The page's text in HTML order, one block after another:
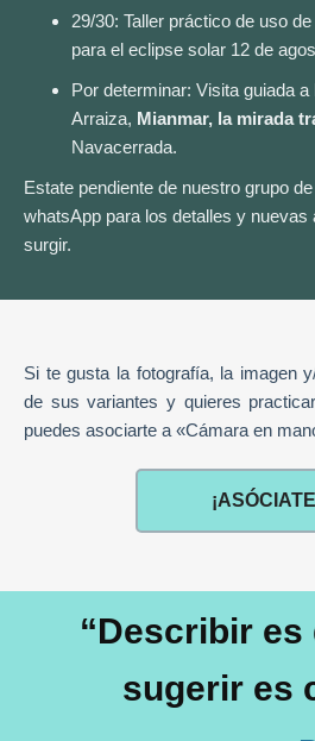
29/30: Taller práctico de uso
para el eclipse solar 12 de
Por determinar: Visita guiada
Arraiza, Mianmar, la mirada
Navacerrada.
Estate pendiente de nuestro grupo
whatsApp para los detalles y nuevas
surgir.
Si te gusta la fotografía, la imagen
de sus variantes y quieres
puedes asociarte a «Cámara en
“Describir es
sugerir es